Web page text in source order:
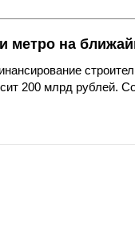
метро на
200 млрд рублей.